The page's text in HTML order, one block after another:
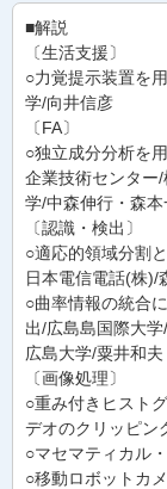
■解説
〔生活支援〕
○力覚提示装置を
学/向井信彦
〔FA〕
○独立成分分析を
企業技術センター
学/中森伸行・森本
〔認識・検出〕
○適応的領域分割
日本電信電話(株)/
○曲率情報の統合
出/広島島国際大
広島大学/粟井和夫
〔画像処理〕
○重み付きヒスト
デオのクリッピン
○マセマティカル
○移動ロボットカ